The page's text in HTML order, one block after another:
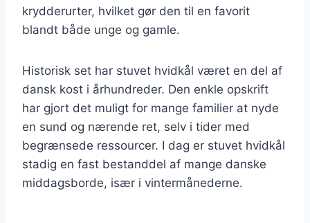
krydderurter, hvilket gør den til en favorit
blandt både unge og gamle.
Historisk set har stuvet hvidkål været en del af
dansk kost i århundreder. Den enkle opskrift
har gjort det muligt for mange familier at nyde
en sund og nærende ret, selv i tider med
begrænsede ressourcer. I dag er stuvet hvidkål
stadig en fast bestanddel af mange danske
middagsborde, især i vintermånederne.